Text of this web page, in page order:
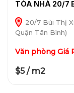
TÒA NHÀ 20/7
20/7 Bùi Thị
Quận Tân Bình)
Văn phòng Giá
$5 / m2